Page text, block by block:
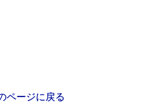
ページに戻る